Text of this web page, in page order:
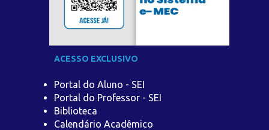
ACESSO EXCLUSIVO
Portal do Aluno - SEI
Portal do Professor - SEI
Biblioteca
Calendário Acadêmico